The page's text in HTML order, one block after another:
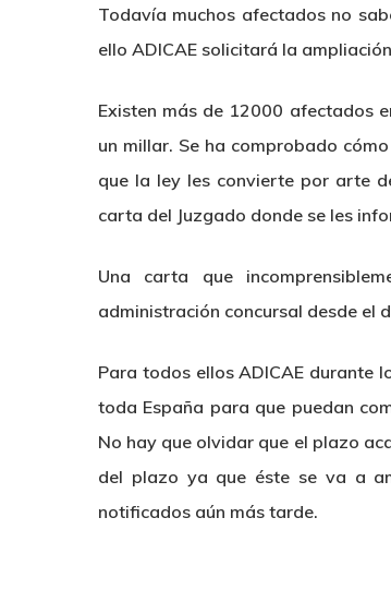
Todavía muchos afectados no
ello ADICAE solicitará la
Existen más de 12000 afectados
un millar. Se ha comprobado
que la ley les convierte por arte
carta del Juzgado donde se les
Una carta que
administración concursal desde el
Para todos ellos ADICAE durante
toda España para que puedan
No hay que olvidar que el plazo
del plazo ya que éste se va a
notificados aún más tarde.